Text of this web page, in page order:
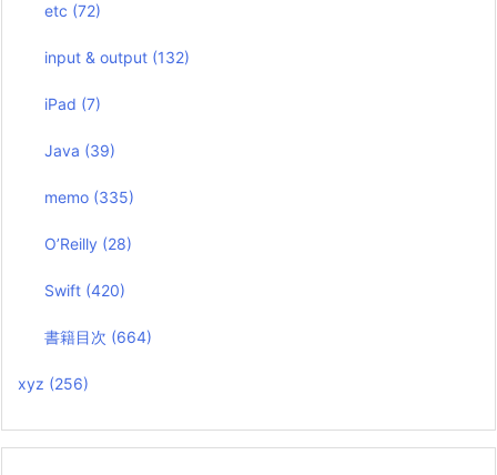
etc (72)
input & output (132)
iPad (7)
Java (39)
memo (335)
O’Reilly (28)
Swift (420)
書籍目次 (664)
xyz (256)